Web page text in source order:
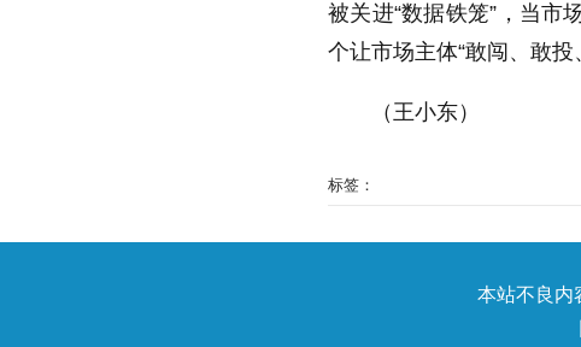
被关进“数据铁笼”，当市
个让市场主体“敢闯、敢投
（王小东）
标签：
本站不良内